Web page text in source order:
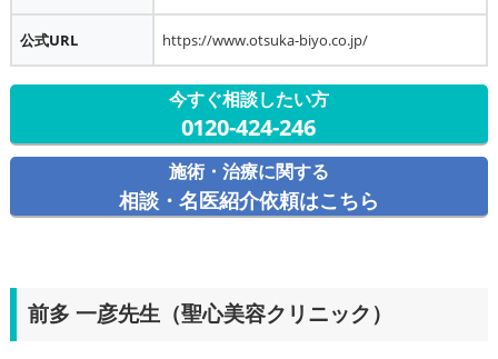
公式URL https://www.otsuka-biyo.co.jp/
今すぐ相談したい方
0120-424-246
施術・治療に関する
相談・名医紹介依頼はこちら
前多 一彦先生（聖心美容クリニック）